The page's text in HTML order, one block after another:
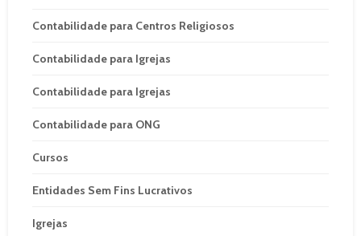
Contabilidade para Centros Religiosos
Contabilidade para Igrejas
Contabilidade para Igrejas
Contabilidade para ONG
Cursos
Entidades Sem Fins Lucrativos
Igrejas